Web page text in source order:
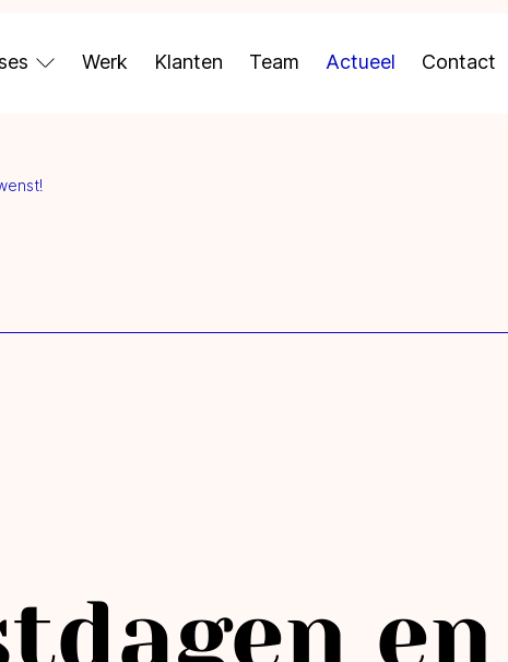
Werk Klanten Team Actueel Contact
en